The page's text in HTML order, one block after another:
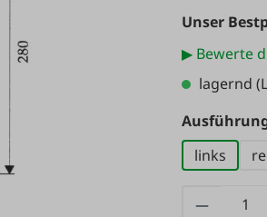
Unser
▶ Bewerte
lagernd
links